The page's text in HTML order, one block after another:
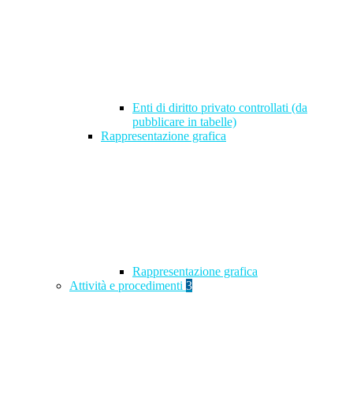
Enti di diritto privato controllati (da
pubblicare in tabelle)
Rappresentazione grafica
Rappresentazione grafica
Attività e procedimenti 3